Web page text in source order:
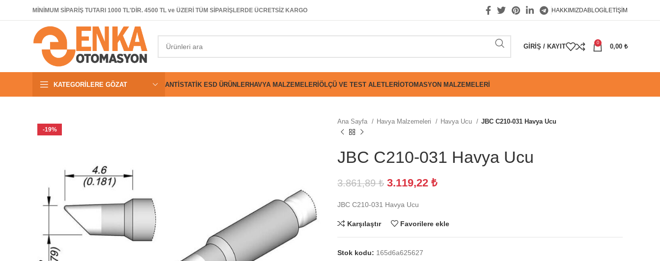
MİNİMUM SİPARİŞ TUTARI 1000 TL'DİR. 4500 TL ve ÜZERİ TÜM SİPARİŞLERDE ÜCRETSİZ KARGO HAKKIMIZDABLOGİLETIŞIM
GIRIŞ / KAYIT
0
0,00 ₺
KATEGORILERE GÖZAT ANTISTATIK ESD ÜRÜNLERHAVYA MALZEMELERIÖLÇÜ VE TEST ALETLERIOTOMASYON MALZEMELERI
-19%
Ana Sayfa Havya Malzemeleri Havya Ucu JBC C210-031 Havya Ucu
JBC C210-031 Havya Ucu
3.861,89₺ 3.119,22 ₺
JBC C210-031 Havya Ucu
Karşılaştır Favorilere ekle
Stok kodu: 165d6a625627